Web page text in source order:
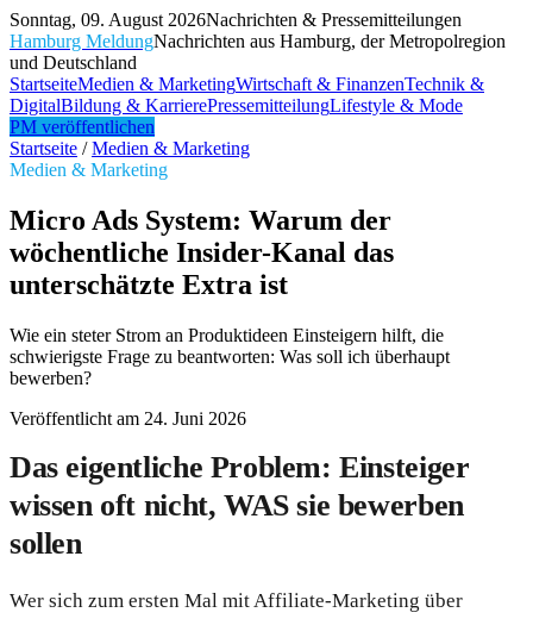
Sonntag, 09. August 2026Nachrichten & Pressemitteilungen
Hamburg MeldungNachrichten aus Hamburg, der Metropolregion
und Deutschland
StartseiteMedien & MarketingWirtschaft & FinanzenTechnik &
DigitalBildung & KarrierePressemitteilungLifestyle & Mode
PM veröffentlichen
Startseite /Medien & Marketing
Medien & Marketing
Micro Ads System: Warum der
wöchentliche Insider-Kanal das
unterschätzte Extra ist
Wie ein steter Strom an Produktideen Einsteigern hilft, die
schwierigste Frage zu beantworten: Was soll ich überhaupt
bewerben?
Veröffentlicht am 24. Juni 2026
Das eigentliche Problem: Einsteiger
wissen oft nicht, WAS sie bewerben
sollen
Wer sich zum ersten Mal mit Affiliate-Marketing über